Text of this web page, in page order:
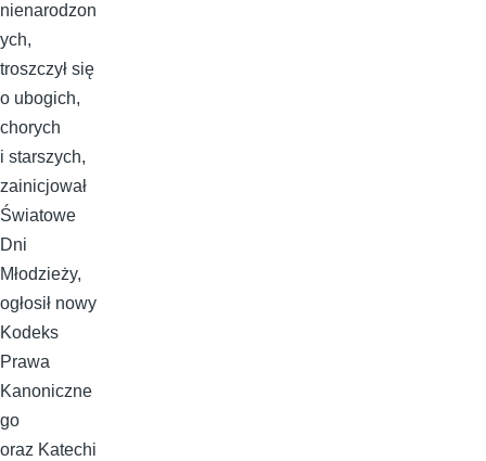
nienarodzon
ych,
troszczył się
o ubogich,
chorych
i starszych,
zainicjował
Światowe
Dni
Młodzieży,
ogłosił nowy
Kodeks
Prawa
Kanoniczne
go
oraz Katechi